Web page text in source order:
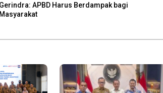
Gerindra: APBD Harus Berdampak bagi
Masyarakat